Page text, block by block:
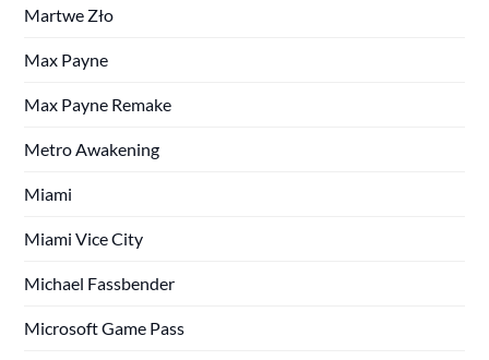
Martwe Zło
Max Payne
Max Payne Remake
Metro Awakening
Miami
Miami Vice City
Michael Fassbender
Microsoft Game Pass